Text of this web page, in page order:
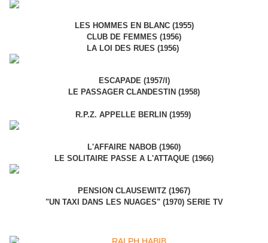
LES HOMMES EN BLANC (1955)
CLUB DE FEMMES (1956)
LA LOI DES RUES (1956)
ESCAPADE (1957/I)
LE PASSAGER CLANDESTIN (1958)
R.P.Z. APPELLE BERLIN (1959)
L'AFFAIRE NABOB (1960)
LE SOLITAIRE PASSE A L'ATTAQUE (1966)
PENSION CLAUSEWITZ (1967)
"UN TAXI DANS LES NUAGES" (1970) SERIE TV